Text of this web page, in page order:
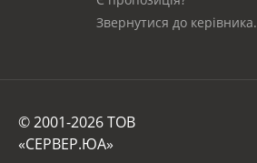
Звернутися до керівника.
© 2001-2026 ТОВ
«СЕРВЕР.ЮА»